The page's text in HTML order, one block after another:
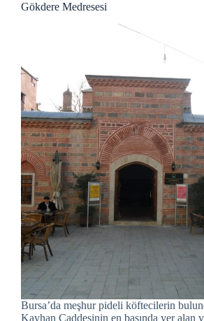
Gökdere Medresesi
Bursa’da meşhur pideli köftecilerin
Kayhan Caddesinin en başında yer alan